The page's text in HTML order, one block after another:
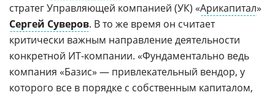
стратег Управляющей компанией (УК) «Арикапитал»
Сергей Суверов. В то же время он считает
критически важным направление деятельности
конкретной ИТ-компании. «Фундаментально ведь
компания «Базис» — привлекательный вендор, у
которого все в порядке с собственным капиталом,